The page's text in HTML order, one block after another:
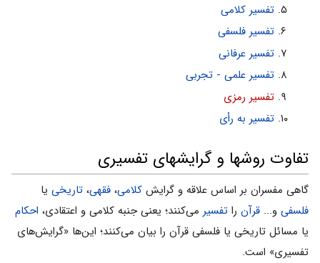
تفسیر کلامی
تفسیر فلسفی
تفسیر عرفانی
تفسیر علمی - تجربی
تفسیر رمزی
تفسیر به رأی
تفاوت روشها و گرایشهای تفسیری
گاهی مفسران بر اساس علاقه و گرایش کلامی، فقهی، تاریخی یا
فلسفی و... قرآن را تفسیر می‌کنند؛ یعنی جنبه کلامی و اعتقادی، احکام
یا مسائل تاریخی یا فلسفی قرآن را بیان می‌کنند؛ این‌ها «گرایش‌های
تفسیری» است.